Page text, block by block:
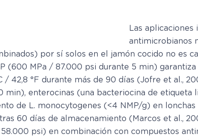
Las
antimicrobianos
por sí solos en el jamón cocido no es
(600 MPa / 87.000 psi durante 5 min)
/ 42,8 °F durante más de 90 días (Jofre et al.,
min), enterocinas (una bacteriocina de
de L. monocytogenes (<4 NMP/g) en
60 días de almacenamiento (Marcos et al.,
psi) en combinación con compuestos